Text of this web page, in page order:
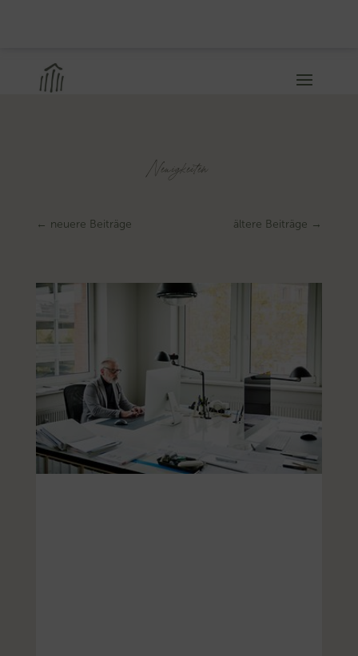
Neuigkeiten
← neuere Beiträge ältere Beiträge →